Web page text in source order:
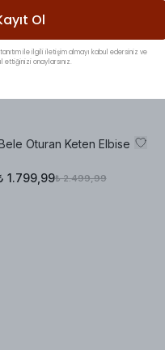
Oturan Keten Elbise
1.799,99₺ 2.499,99
Ol
ile ilgili iletişim almayı kabul edersiniz ve
ettiğinizi onaylarsınız.